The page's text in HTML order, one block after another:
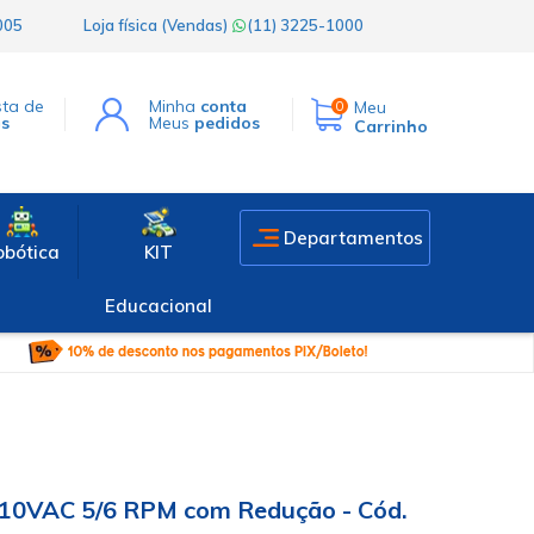
Loja física (Vendas) (11) 3225-1000
de Minha conta
Meus pedidos
0
Meu
Carrinho
KIT
Educacional
Departamentos
5/6 RPM com Redução - Cód.